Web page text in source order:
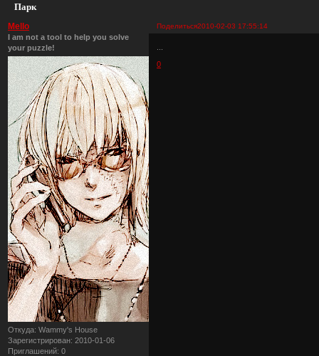
Парк
Поделиться2010-02-03 17:55:14
Mello
I am not a tool to help you solve
your puzzle!
Откуда: Wammy's House
Зарегистрирован: 2010-01-06
Приглашений: 0
0